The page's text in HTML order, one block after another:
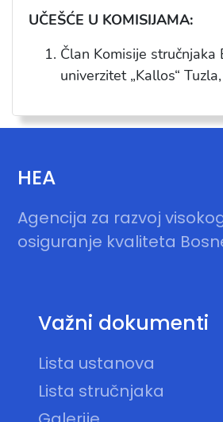
UČEŠĆE U KOMISIJAMA:
Član Komisije stručnjaka
univerzitet „Kallos“
HEA
Agencija za razvoj
osiguranje kvaliteta
Važni dokumenti
Lista ustanova
Lista stručnjaka